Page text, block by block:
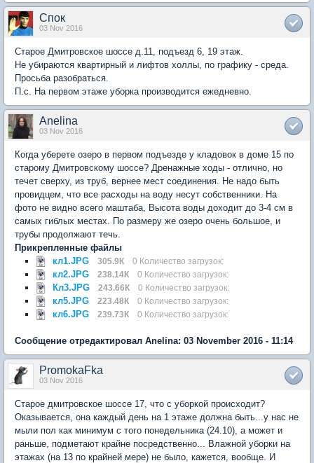
Спок
03 Nov 2016
Старое Дмитровское шоссе д.11, подъезд 6, 19 этаж.
Не убираются квартирный и лифтов холлы, по графику - среда.
Просьба разобраться.
П.с. На первом этаже уборка производится ежедневно.
Anelina
03 Nov 2016
Когда уберете озеро в первом подъезде у кладовок в доме 15 по
старому Дмитровскому шоссе? Дренажные ходы - отлично, но
течет сверху, из труб, вернее мест соединения. Не надо быть
провидцем, что все расходы на воду несут собственники. На
фото не видно всего маштаба, Высота воды доходит до 3-4 см в
самых гиблых местах. По размеру же озеро очень большое, и
трубы продолжают течь.
Прикрепленные файлы
кл1.JPG
305.9К 0 Количество загрузок:
кл2.JPG 238.14К 0 Количество загрузок:
Кл3.JPG 243.66К 0 Количество загрузок:
кл5.JPG 223.48К 0 Количество загрузок:
кл6.JPG 239.73К 0 Количество загрузок:
Сообщение отредактировал Anelina: 03 November 2016 - 11:14
PromokaFka
03 Nov 2016
Старое дмитровское шоссе 17, что с уборкой происходит?
Оказывается, она каждый день на 1 этаже должна быть...у нас не
мыли пол как минимум с того понедельника (24.10), а может и
раньше, подметают крайне посредственно... Влажной уборки на
этажах (на 13 по крайней мере) не было, кажется, вообще. И